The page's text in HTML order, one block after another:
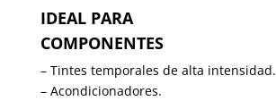
IDEAL PARA
COMPONENTES
– Tintes temporales de alta intensidad.
– Acondicionadores.